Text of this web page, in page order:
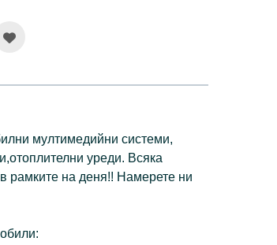
мултимедийни системи,
уреди. Всяка
рамките на деня!! Намерете ни